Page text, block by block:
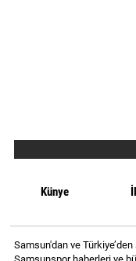
Künye
Samsun'dan ve